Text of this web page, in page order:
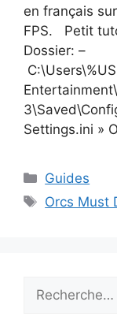
en français
FPS. Petit
Dossier: –
Settings.ini »
Catégories
Guides
Étiquettes
Orcs Must